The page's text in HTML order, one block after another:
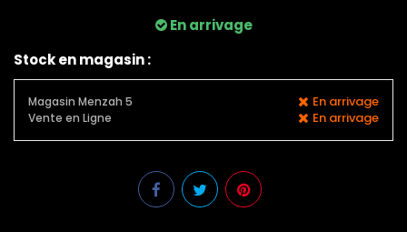
En arrivage
Stock en magasin :
Magasin Menzah 5 En arrivage
Vente en Ligne En arrivage